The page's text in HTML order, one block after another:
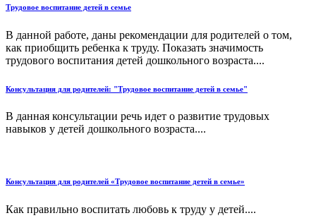
Трудовое воспитание детей в семье
В данной работе, даны рекомендации для родителей о том,
как приобщить ребенка к труду. Показать значимость
трудового воспитания детей дошкольного возраста....
Консультация для родителей: "Трудовое воспитание детей в семье"
В данная консультации речь идет о развитие трудовых
навыков у детей дошкольного возраста....
Консультация для родителей «Трудовое воспитание детей в семье»
Как правильно воспитать любовь к труду у детей....